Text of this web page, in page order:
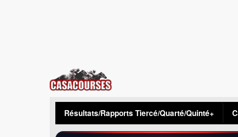
CasaCourses
Résultats/Rapports Tiercé/Quarté/Quinté+